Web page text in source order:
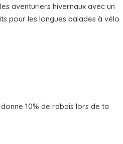
aventuriers hivernaux avec un
pour les longues balades à vélo
10% de rabais lors de ta